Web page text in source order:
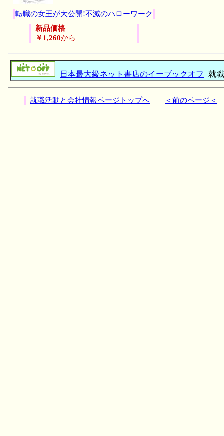
転職の女王が大公開!不滅のハローワーク
新品価格
￥1,260から
日本最大級ネット書店のイーブックオフ 就
就職活動と会社情報ページトップへ ＜前のページ＜